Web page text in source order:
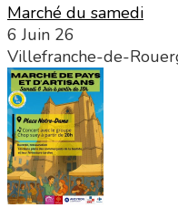
Marché du samedi
6 Juin 26
Villefranche-de-